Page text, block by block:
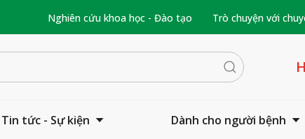
Nghiên cứu khoa học - Đào tạo Trò chuyện với
Tin tức - Sự kiện Dành cho người bệnh